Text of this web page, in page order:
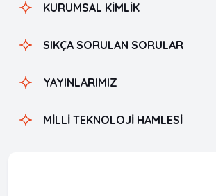
KURUMSAL KİMLİK
SIKÇA SORULAN SORULAR
YAYINLARIMIZ
MİLLİ TEKNOLOJİ HAMLESİ